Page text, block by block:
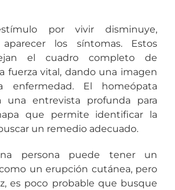
por vivir disminuye,
los síntomas. Estos
el cuadro completo de
fuerza vital, dando una imagen
enfermedad. El homeópata
una entrevista profunda para
que permite identificar la
un remedio adecuado.
persona puede tener un
un erupción cutánea, pero
es poco probable que busque